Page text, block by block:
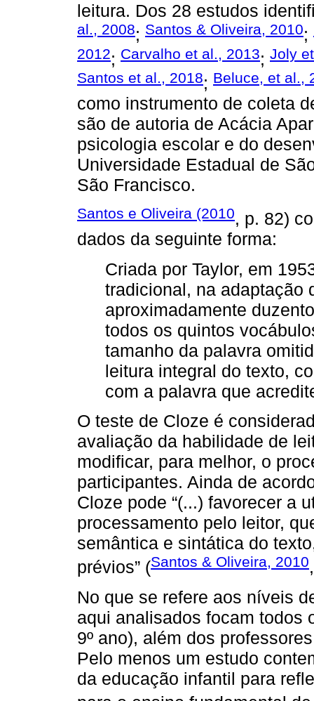
leitura. Dos 28 estudos
al., 2008; Santos & Oliveira, 2010;
2012; Carvalho et al., 2013; Joly
Santos et al., 2018; Beluce, et al.,
como instrumento de coleta
são de autoria de Acácia
psicologia escolar e do
Universidade Estadual de
São Francisco.
Santos e Oliveira (2010, p. 82)
dados da seguinte forma:
Criada por Taylor, em
tradicional, na adaptação
aproximadamente
todos os quintos
tamanho da palavra
leitura integral do texto,
com a palavra que
O teste de Cloze é
avaliação da habilidade de
modificar, para melhor, o
participantes. Ainda de
Cloze pode “(...) favorecer a
processamento pelo leitor,
semântica e sintática do
prévios” (Santos & Oliveira, 2010
No que se refere aos níveis
aqui analisados focam todos
9º ano), além dos
Pelo menos um estudo
da educação infantil para